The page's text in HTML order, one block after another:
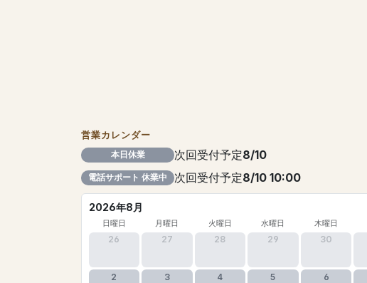
営業カレンダー
本日休業 次回受付予定8/10
電話サポート 休業中 次回受付予定8/10 10:00
2026年8月
日曜日 月曜日 火曜日 水曜日 木曜日
26 27 28 29 30
2 3 4 5 6